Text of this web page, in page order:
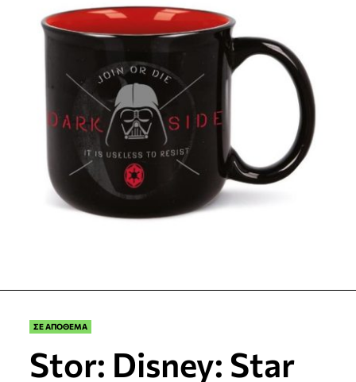
ΣΕ ΑΠΟΘΕΜΑ
Stor: Disney: Star